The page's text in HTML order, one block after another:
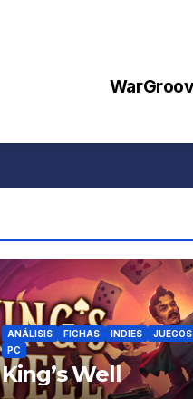
ANÁLISIS FICHAS INDIES
JUEGOS
PC
King’s Well